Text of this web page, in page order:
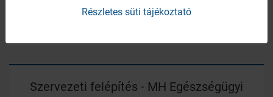
Szervezeti felépítés - MH Egészségügyi
Részletes süti tájékoztató